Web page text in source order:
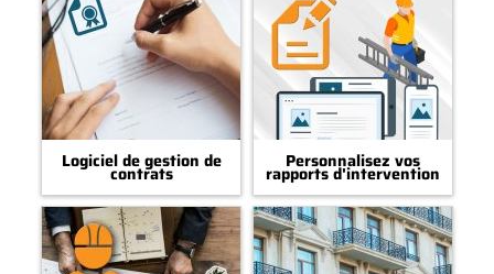
Logiciel de gestion de
contrats
Personnalisez vos
rapports d'intervention